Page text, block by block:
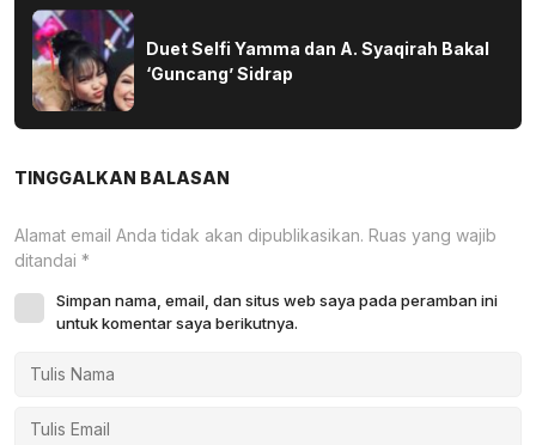
Duet Selfi Yamma dan A. Syaqirah Bakal
‘Guncang’ Sidrap
TINGGALKAN BALASAN
Alamat email Anda tidak akan dipublikasikan. Ruas yang wajib
ditandai *
Simpan nama, email, dan situs web saya pada peramban ini
untuk komentar saya berikutnya.